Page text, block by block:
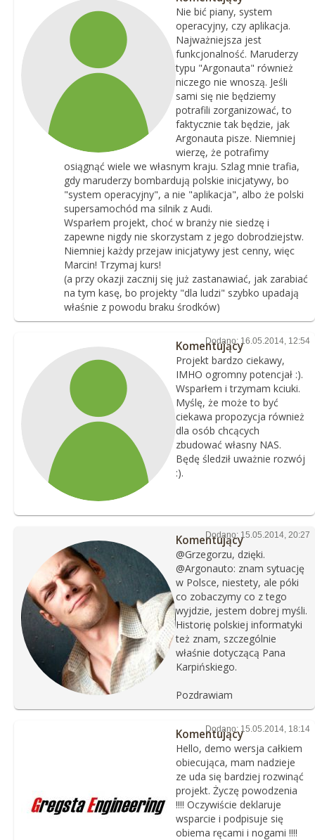
Nie bić piany, system
operacyjny, czy aplikacja.
Najważniejsza jest
funkcjonalność. Maruderzy
typu "Argonauta" również
niczego nie wnoszą. Jeśli
sami się nie będziemy
potrafili zorganizować, to
faktycznie tak będzie, jak
Argonauta pisze. Niemniej
wierzę, że potrafimy
osiągnąć wiele we własnym kraju. Szlag mnie trafia,
gdy maruderzy bombardują polskie inicjatywy, bo
"system operacyjny", a nie "aplikacja", albo że polski
supersamochód ma silnik z Audi.
Wsparłem projekt, choć w branży nie siedzę i
zapewne nigdy nie skorzystam z jego dobrodziejstw.
Niemniej każdy przejaw inicjatywy jest cenny, więc
Marcin! Trzymaj kurs!
(a przy okazji zacznij się już zastanawiać, jak zarabiać
na tym kasę, bo projekty "dla ludzi" szybko upadają
właśnie z powodu braku środków)
Dodano: 16.05.2014, 12:54
Komentujący
Projekt bardzo ciekawy,
IMHO ogromny potencjał :).
Wsparłem i trzymam kciuki.
Myślę, że może to być
ciekawa propozycja również
dla osób chcących
zbudować własny NAS.
Będę śledził uważnie rozwój
:).
Dodano: 15.05.2014, 20:27
Komentujący
@Grzegorzu, dzięki.
@Argonauto: znam sytuację
w Polsce, niestety, ale póki
co zobaczymy co z tego
wyjdzie, jestem dobrej myśli.
Historię polskiej informatyki
też znam, szczególnie
właśnie dotyczącą Pana
Karpińskiego.
Pozdrawiam
Dodano: 15.05.2014, 18:14
Komentujący
Hello, demo wersja całkiem
obiecująca, mam nadzieje
ze uda się bardziej rozwinąć
projekt. Życzę powodzenia
!!!! Oczywiście deklaruje
wsparcie i podpisuje się
obiema ręcami i nogami !!!!